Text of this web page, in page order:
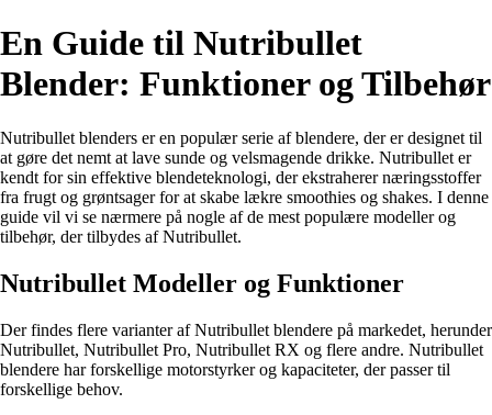
En Guide til Nutribullet
Blender: Funktioner og Tilbehør
Nutribullet blenders er en populær serie af blendere, der er designet til
at gøre det nemt at lave sunde og velsmagende drikke. Nutribullet er
kendt for sin effektive blendeteknologi, der ekstraherer næringsstoffer
fra frugt og grøntsager for at skabe lækre smoothies og shakes. I denne
guide vil vi se nærmere på nogle af de mest populære modeller og
tilbehør, der tilbydes af Nutribullet.
Nutribullet Modeller og Funktioner
Der findes flere varianter af Nutribullet blendere på markedet, herunder
Nutribullet, Nutribullet Pro, Nutribullet RX og flere andre. Nutribullet
blendere har forskellige motorstyrker og kapaciteter, der passer til
forskellige behov.